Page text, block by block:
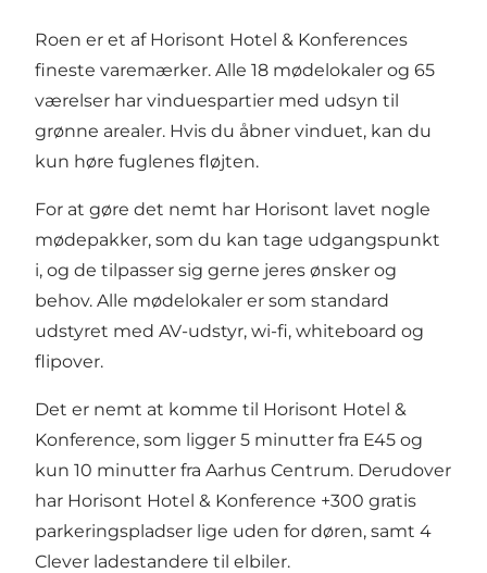
Roen er et af Horisont Hotel & Konferences
fineste varemærker. Alle 18 mødelokaler og 65
værelser har vinduespartier med udsyn til
grønne arealer. Hvis du åbner vinduet, kan du
kun høre fuglenes fløjten.
For at gøre det nemt har Horisont lavet nogle
mødepakker, som du kan tage udgangspunkt
i, og de tilpasser sig gerne jeres ønsker og
behov. Alle mødelokaler er som standard
udstyret med AV-udstyr, wi-fi, whiteboard og
flipover.
Det er nemt at komme til Horisont Hotel &
Konference, som ligger 5 minutter fra E45 og
kun 10 minutter fra Aarhus Centrum. Derudover
har Horisont Hotel & Konference +300 gratis
parkeringspladser lige uden for døren, samt 4
Clever ladestandere til elbiler.